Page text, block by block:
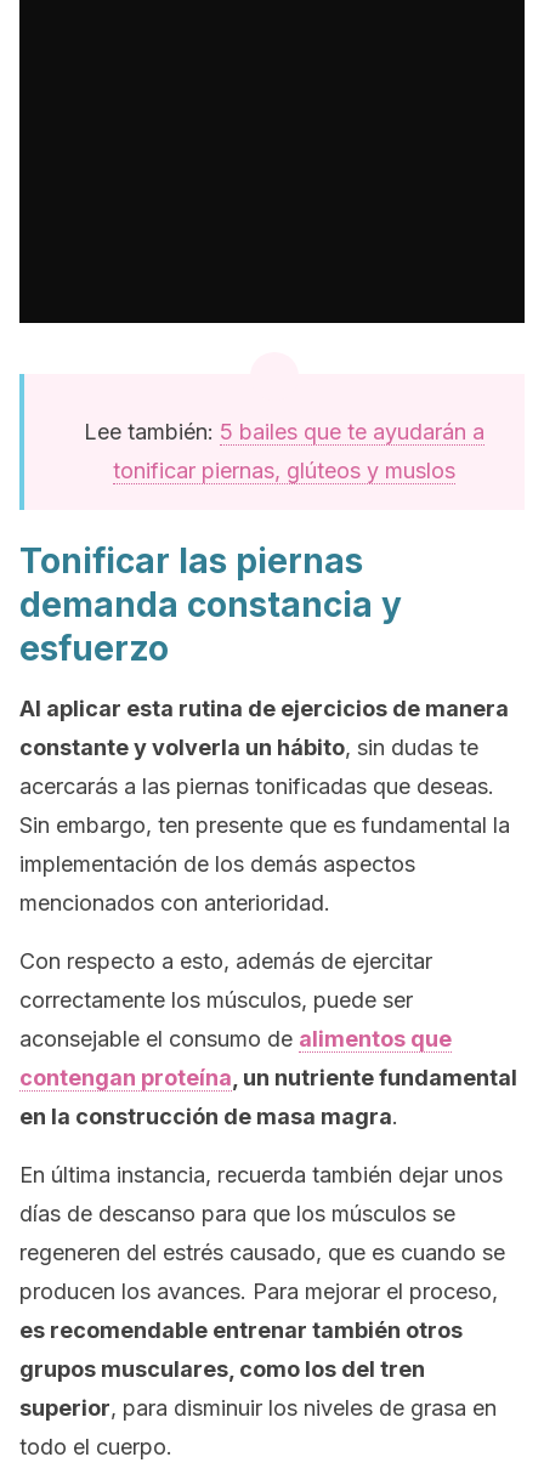
Lee también: 5 bailes que te ayudarán a
tonificar piernas, glúteos y muslos
Tonificar las piernas
demanda constancia y
esfuerzo
Al aplicar esta rutina de ejercicios de manera
constante y volverla un hábito, sin dudas te
acercarás a las piernas tonificadas que deseas.
Sin embargo, ten presente que es fundamental la
implementación de los demás aspectos
mencionados con anterioridad.
Con respecto a esto, además de ejercitar
correctamente los músculos, puede ser
aconsejable el consumo de alimentos que
contengan proteína , un nutriente fundamental
en la construcción de masa magra.
En última instancia, recuerda también dejar unos
días de descanso para que los músculos se
regeneren del estrés causado, que es cuando se
producen los avances. Para mejorar el proceso,
es recomendable entrenar también otros
grupos musculares, como los del tren
superior, para disminuir los niveles de grasa en
todo el cuerpo.